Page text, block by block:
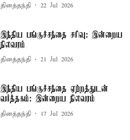
தினத்தந்தி 22 Jul 2026
இந்திய பங்குச்சந்தை சரிவு: இன்றைய
நிலவரம்
தினத்தந்தி 21 Jul 2026
இந்திய பங்குச்சந்தை ஏற்றத்துடன்
வர்த்தகம்: இன்றைய நிலவரம்
தினத்தந்தி 17 Jul 2026